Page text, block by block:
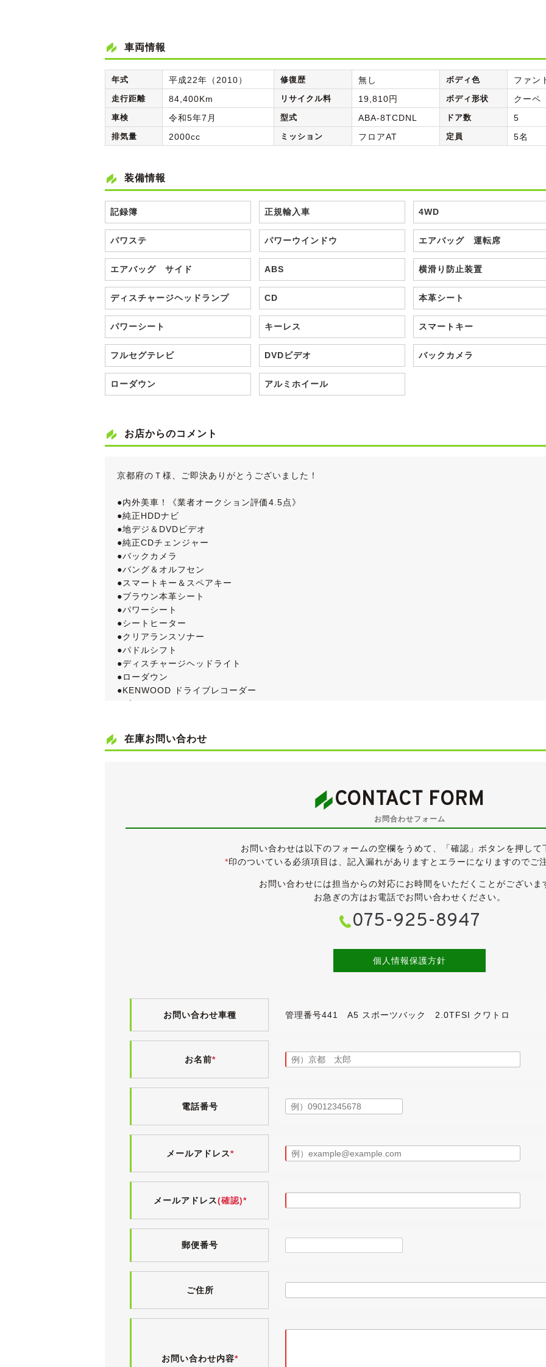
車両情報
年式 平成22年（2010） 修復歴 無し ボディ色 ファン
走行距離 84,400Km リサイクル料 19,810円 ボディ形状 クーペ
車検 令和5年7月 型式 ABA-8TCDNL ドア数 5
排気量 2000cc ミッション フロアAT 定員 5名
装備情報
記録簿 正規輸入車 4WD
パワステ パワーウインドウ エアバッグ 運転席
エアバッグ サイド ABS 横滑り防止装置
ディスチャージヘッドランプ CD 本革シート
パワーシート キーレス スマートキー
フルセグテレビ DVDビデオ バックカメラ
ローダウン アルミホイール
お店からのコメント
京都府のＴ様、ご即決ありがとうございました！
●内外美車！《業者オークション評価4.5点》
●純正HDDナビ
●地デジ＆DVDビデオ
●純正CDチェンジャー
●バックカメラ
●バング＆オルフセン
●スマートキー＆スペアキー
●ブラウン本革シート
●パワーシート
●シートヒーター
●クリアランスソナー
●パドルシフト
●ディスチャージヘッドライト
●ローダウン
●KENWOOD ドライブレコーダー
●ビルトインETC
●点検記録簿８枚(ディーラー６枚＋指定工場２枚)
グレードはベーシックな「2.0TFSI クワトロ」で、211ps/35.7kgmを発生する2,000cc直4DOHCターボ
オプションのバング＆オルフセンサウンドシステムが備わります。
次回出品時は車検を通して法定費用+手数料を加算しますので、ご自分で車検を通せる方にはお得な価格
精悍なファントムブラックパールエフェクト《メーカーオプションカラー》のボディは、全体的にきれ
中古車ですので小傷・薄傷・小凹・補修跡など探せば見つかるかと思いますが、大きく目立つものはござ
ボディにはまだ艶が十分に残っており、ウィンドウモール類もきれいで、年式や走行距離を感じさせない
また、ダウンサスにより若干ローダウンされていますので、A5スポーツバックのスタイリッシュなボデ
純正18インチアルミホイールにはPIRELLI Cinturato P1が履かれており、溝はまだ残っています。
《内装》
小傷や薄汚れなど多少の使用感こそございますが、外装と同様にきれいな状態が保たれています。
入庫時に革シートクリーニングを施工していますので、嫌なテカリもございません。
室内にヤニ汚れやタバコ臭は無く、清潔感のあるインテリアです。
気持ちよくお乗りいただけるよう、入庫時に業務用除菌スチームを施工しています。
ランスソナーは動作確認済みです。
この年代のアウディでは定番となっている天張りの弛みがございましたので、入庫時に純正近似色の生
《各機関》
エアコンも問題なく効いています。
点検記録簿が８枚残されており、そのうちディーラー発行のものが６枚、指定工場発行のものが２枚です
(直近のもので令和３年分です。)
在庫お問い合わせ
CONTACT FORM
お問合わせフォーム
お問い合わせは以下のフォームの空欄をうめて、「確認」ボタンを押して
*印のついている必須項目は、記入漏れがありますとエラーになりますのでご
お問い合わせには担当からの対応にお時間をいただくことがございま
お急ぎの方はお電話でお問い合わせください。
075-925-8947
個人情報保護方針
お問い合わせ車種 管理番号441 A5 スポーツバック 2.0TFSI クワトロ
お名前*
電話番号
メールアドレス*
メールアドレス(確認)*
郵便番号
ご住所
お問い合わせ内容*